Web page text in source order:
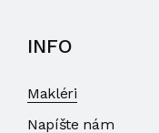
INFO
Makléri
Napíšte nám